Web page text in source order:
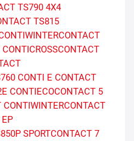
TS790 4X4
TS815
CONTICROSSCONTACT
CONTI E CONTACT
CONTIECOCONTACT 5
CONTIWINTERCONTACT
SPORTCONTACT 7